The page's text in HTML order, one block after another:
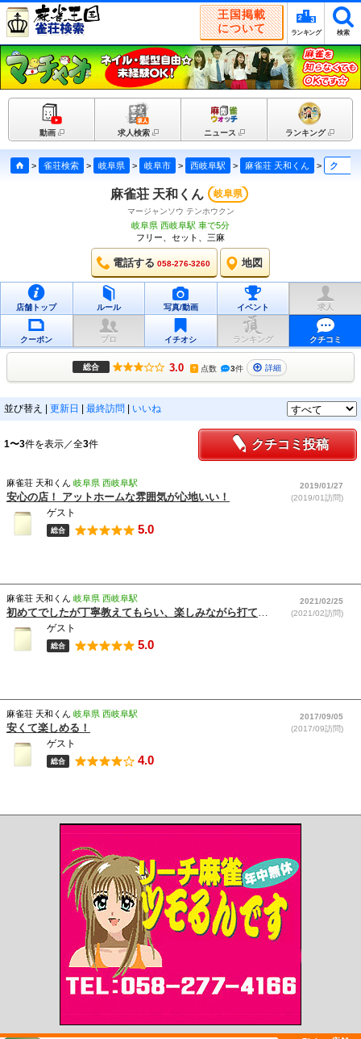
王国掲載
について
ランキング 検索
動画 求人検索 ニュース ランキング
> 雀荘検索 > 岐阜県 > 岐阜市 > 西岐阜駅 > 麻雀荘 天和くん > クチコミ
麻雀荘 天和くん 岐阜県
マージャンソウ テンホウクン
岐阜県 西岐阜駅 車で5分
フリー、セット、三麻
電話する 058-276-3260 地図
店舗トップ ルール 写真/動画 イベント 求人
クーポン プロ イチオシ ランキング クチコミ
総合 3.0 ? 点数 3件 詳細
並び替え | 更新日 | 最終訪問 | いいね
1〜3件を表示／全3件 クチコミ投稿
麻雀荘 天和くん 岐阜県 西岐阜駅
安心の店！ アットホームな雰囲気が心地いい！
2019/01/27
(2019/01訪問)
ゲスト
総合 5.0
麻雀荘 天和くん 岐阜県 西岐阜駅
2021/02/25
(2021/02訪問)
ゲスト
総合 5.0
麻雀荘 天和くん 岐阜県 西岐阜駅
安くて楽しめる！
2017/09/05
(2017/09訪問)
ゲスト
総合 4.0